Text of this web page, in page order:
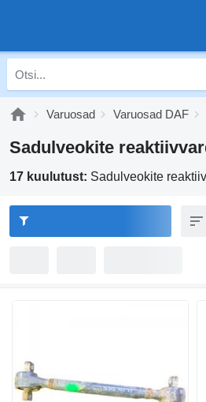
Varuosad Varuosad DAF
Sadulveokite
17 kuulutust: Sadulveokite